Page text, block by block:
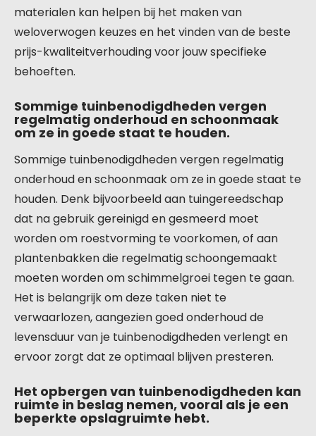
materialen kan helpen bij het maken van
weloverwogen keuzes en het vinden van de beste
prijs-kwaliteitverhouding voor jouw specifieke
behoeften.
Sommige tuinbenodigdheden vergen
regelmatig onderhoud en schoonmaak
om ze in goede staat te houden.
Sommige tuinbenodigdheden vergen regelmatig
onderhoud en schoonmaak om ze in goede staat te
houden. Denk bijvoorbeeld aan tuingereedschap
dat na gebruik gereinigd en gesmeerd moet
worden om roestvorming te voorkomen, of aan
plantenbakken die regelmatig schoongemaakt
moeten worden om schimmelgroei tegen te gaan.
Het is belangrijk om deze taken niet te
verwaarlozen, aangezien goed onderhoud de
levensduur van je tuinbenodigdheden verlengt en
ervoor zorgt dat ze optimaal blijven presteren.
Het opbergen van tuinbenodigdheden kan
ruimte in beslag nemen, vooral als je een
beperkte opslagruimte hebt.